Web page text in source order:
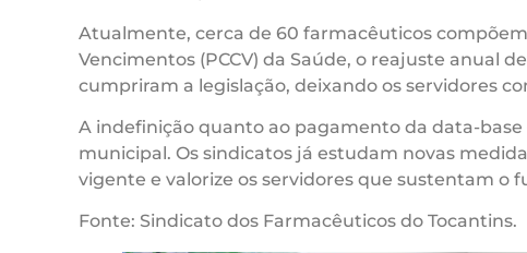
Atualmente, cerca de 60 farmacêuticos
Vencimentos (PCCV) da Saúde, o reajuste anual
cumpriram a legislação, deixando os servidores
A indefinição quanto ao pagamento da data-
municipal. Os sindicatos já estudam novas
vigente e valorize os servidores que sustentam o
Fonte: Sindicato dos Farmacêuticos do Tocantins.